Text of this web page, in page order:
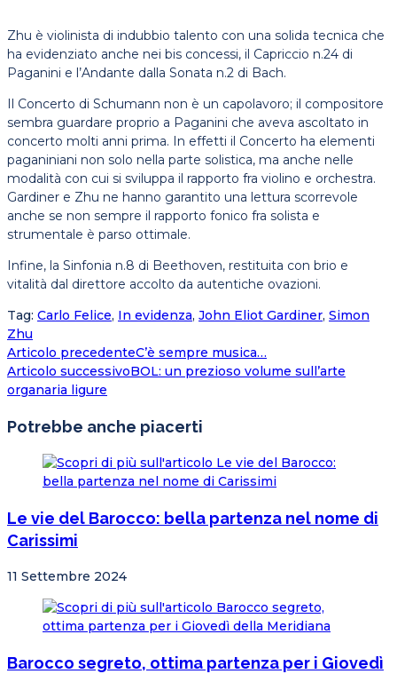
Zhu è violinista di indubbio talento con una solida tecnica che
ha evidenziato anche nei bis concessi, il Capriccio n.24 di
Paganini e l’Andante dalla Sonata n.2 di Bach.
Il Concerto di Schumann non è un capolavoro; il compositore
sembra guardare proprio a Paganini che aveva ascoltato in
concerto molti anni prima. In effetti il Concerto ha elementi
paganiniani non solo nella parte solistica, ma anche nelle
modalità con cui si sviluppa il rapporto fra violino e orchestra.
Gardiner e Zhu ne hanno garantito una lettura scorrevole
anche se non sempre il rapporto fonico fra solista e
strumentale è parso ottimale.
Infine, la Sinfonia n.8 di Beethoven, restituita con brio e
vitalità dal direttore accolto da autentiche ovazioni.
Tag: Carlo Felice, In evidenza, John Eliot Gardiner, Simon
Zhu
Leggi
altri
Articolo precedenteC’è sempre musica…
Articolo successivoBOL: un prezioso volume sull’arte
organaria ligure
Potrebbe anche piacerti
Le vie del Barocco: bella partenza nel nome di
Carissimi
11 Settembre 2024
Barocco segreto, ottima partenza per i Giovedì